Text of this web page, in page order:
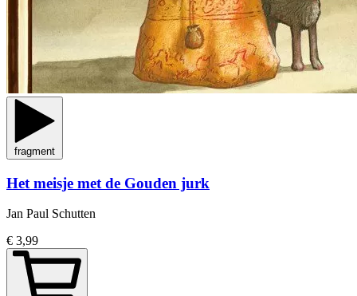
fragment
Het meisje met de Gouden jurk
Jan Paul Schutten
€ 3,99